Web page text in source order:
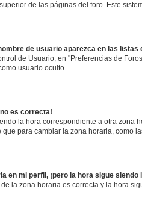
de las páginas del foro. Este
de usuario aparezca en las
de Usuario, en "Preferencias de
usuario oculto.
es correcta!
la hora correspondiente a otra zona
que para cambiar la zona horaria, como
en mi perfil, ¡pero la hora sigue siendo
la zona horaria es correcta y la hora